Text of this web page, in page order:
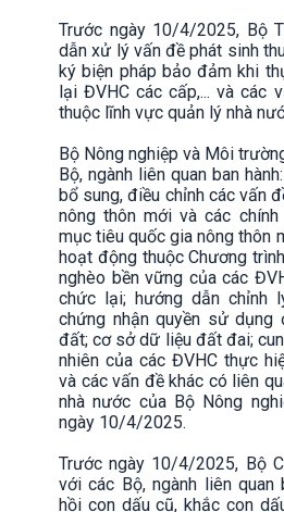
Trước ngày 10/4/2025, Bộ
dẫn xử lý vấn đề phát sinh
ký biện pháp bảo đảm khi
lại ĐVHC các cấp,... và các
thuộc lĩnh vực quản lý nhà
Bộ Nông nghiệp và Môi
Bộ, ngành liên quan ban
bổ sung, điều chỉnh các vấn
nông thôn mới và các
mục tiêu quốc gia nông thôn
hoạt động thuộc Chương
nghèo bền vững của các
chức lại; hướng dẫn chỉnh
chứng nhận quyền sử
đất; cơ sở dữ liệu đất đai;
nhiên của các ĐVHC thực
và các vấn đề khác có liên
nhà nước của Bộ Nông
ngày 10/4/2025.
Trước ngày 10/4/2025, Bộ
với các Bộ, ngành liên quan
hồi con dấu cũ, khắc con